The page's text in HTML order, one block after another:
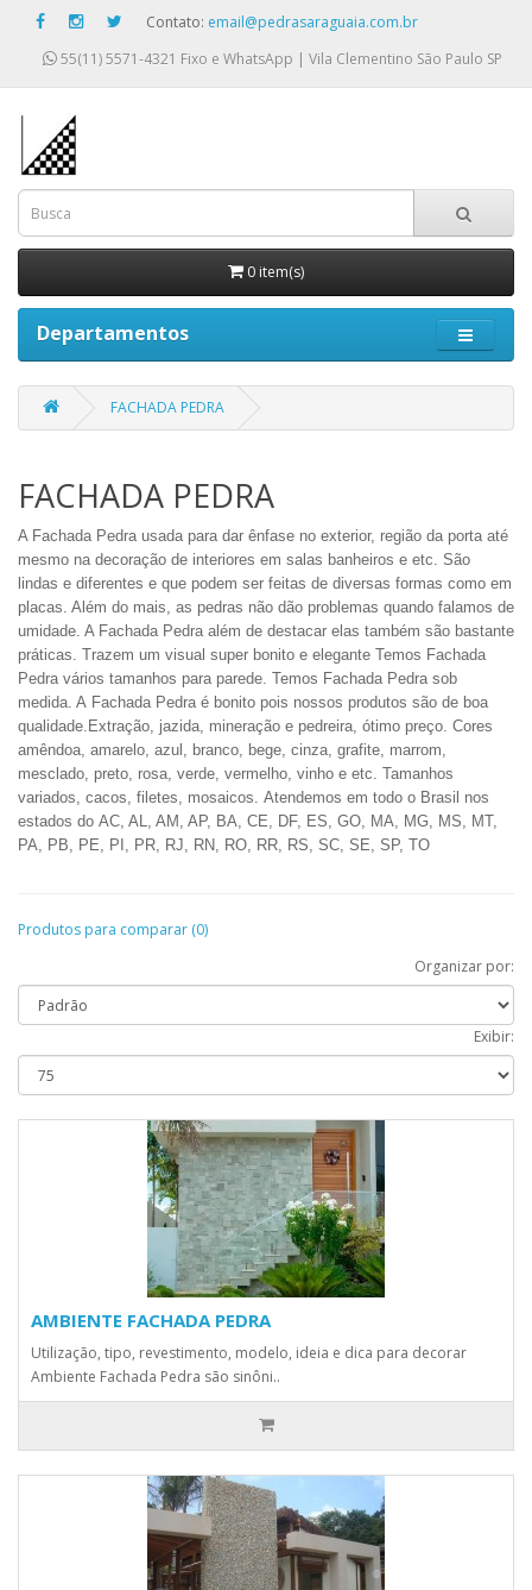
Contato: email@pedrasaraguaia.com.br
55(11) 5571-4321 Fixo e WhatsApp | Vila Clementino São Paulo SP
0 item(s)
Departamentos
FACHADA PEDRA
FACHADA PEDRA
A Fachada Pedra usada para dar ênfase no exterior, região da porta até
mesmo na decoração de interiores em salas banheiros e etc. São
lindas e diferentes e que podem ser feitas de diversas formas como em
placas. Além do mais, as pedras não dão problemas quando falamos de
umidade. A Fachada Pedra além de destacar elas também são bastante
práticas. Trazem um visual super bonito e elegante Temos Fachada
Pedra vários tamanhos para parede. Temos Fachada Pedra sob
medida. A Fachada Pedra é bonito pois nossos produtos são de boa
qualidade. Extração, jazida, mineração e pedreira, ótimo preço. Cores
amêndoa, amarelo, azul, branco, bege, cinza, grafite, marrom,
mesclado, preto, rosa, verde, vermelho, vinho e etc. Tamanhos
variados, cacos, filetes, mosaicos. Atendemos em todo o Brasil nos
estados do AC, AL, AM, AP, BA, CE, DF, ES, GO, MA, MG, MS, MT,
PA, PB, PE, PI, PR, RJ, RN, RO, RR, RS, SC, SE, SP, TO
Produtos para comparar (0)
Organizar por:
Exibir:
AMBIENTE FACHADA PEDRA
Utilização, tipo, revestimento, modelo, ideia e dica para decorar
Ambiente Fachada Pedra são sinôni..